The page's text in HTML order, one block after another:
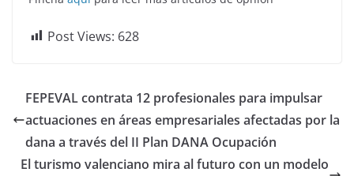
Post Views: 628
FEPEVAL contrata 12 profesionales para impulsar
actuaciones en áreas empresariales afectadas por la
dana a través del II Plan DANA Ocupación
El turismo valenciano mira al futuro con un modelo